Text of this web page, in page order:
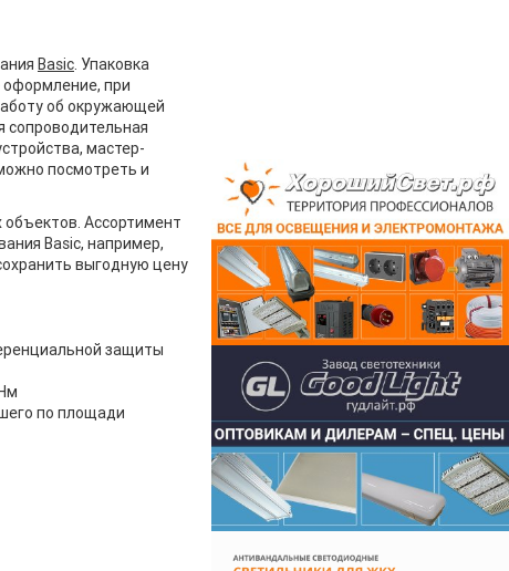
Basic . Упаковка
оформление, при
об окружающей
сопроводительная
мастер-
посмотреть и
Ассортимент
Basic, например,
выгодную цену
защиты
по площади